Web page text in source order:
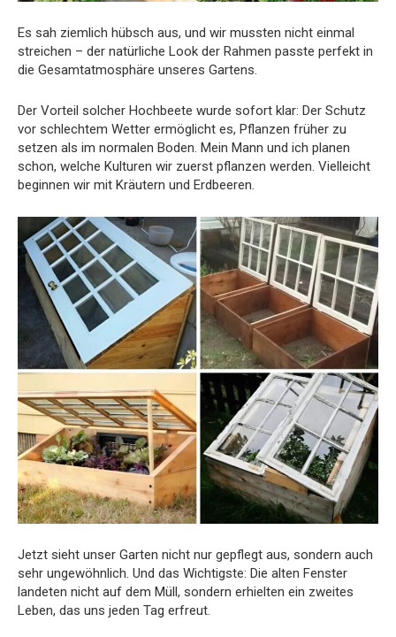
Es sah ziemlich hübsch aus, und wir mussten nicht einmal
streichen – der natürliche Look der Rahmen passte perfekt in
die Gesamtatmosphäre unseres Gartens.
Der Vorteil solcher Hochbeete wurde sofort klar: Der Schutz
vor schlechtem Wetter ermöglicht es, Pflanzen früher zu
setzen als im normalen Boden. Mein Mann und ich planen
schon, welche Kulturen wir zuerst pflanzen werden. Vielleicht
beginnen wir mit Kräutern und Erdbeeren.
Jetzt sieht unser Garten nicht nur gepflegt aus, sondern auch
sehr ungewöhnlich. Und das Wichtigste: Die alten Fenster
landeten nicht auf dem Müll, sondern erhielten ein zweites
Leben, das uns jeden Tag erfreut.